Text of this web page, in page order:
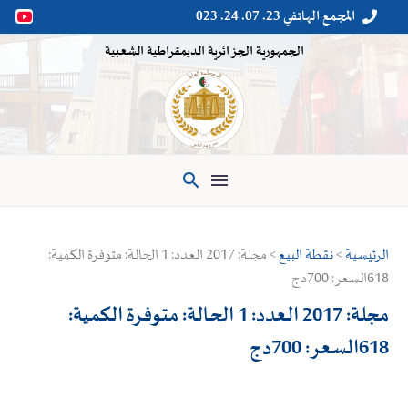

 المجمع الهاتفي 23. 07. 24. 023
الجمهورية الجزائرية الديمقراطية الشعبية

الرئيسية>نقطة البيع
> مجلة: 2017 العدد: 1 الحالة: متوفرة الكمية:
618السعر: 700دج
مجلة: 2017 العدد: 1 الحالة: متوفرة الكمية:
618السعر: 700دج